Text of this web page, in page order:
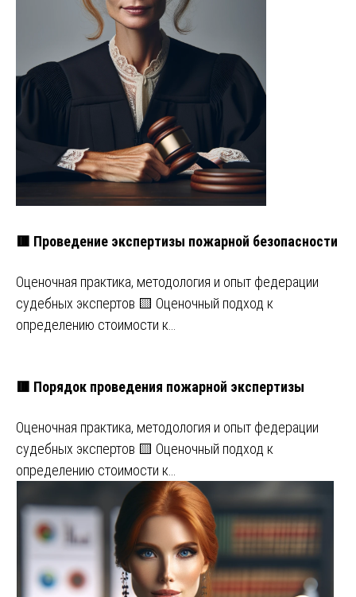
🟥 Проведение экспертизы пожарной безопасности
Оценочная практика, методология и опыт федерации
судебных экспертов 🟨 Оценочный подход к
определению стоимости к…
🟥 Порядок проведения пожарной экспертизы
Оценочная практика, методология и опыт федерации
судебных экспертов 🟨 Оценочный подход к
определению стоимости к…